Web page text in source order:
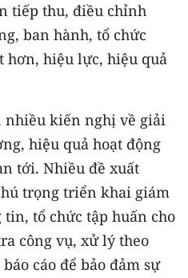
Bắc
và Tây
tiếp thu, điều chỉnh
ban hành, tổ chức
hơn, hiệu lực, hiệu quả
nhiều kiến nghị về giải
hiệu quả hoạt động
tới. Nhiều đề xuất
trọng triển khai giám
tổ chức tập huấn cho
công vụ, xử lý theo
cáo để bảo đảm sự